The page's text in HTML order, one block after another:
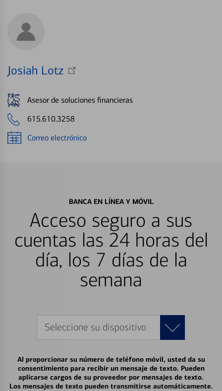
Josiah Lotz
Asesor de soluciones financieras
615.610.3258
Correo electrónico
BANCA EN LÍNEA Y MÓVIL
Acceso seguro a sus
cuentas las 24 horas del
día, los 7 días de la
semana
Seleccione su dispositivo
Al proporcionar su número de teléfono móvil, usted da su
consentimiento para recibir un mensaje de texto. Pueden
aplicarse cargos de su proveedor por mensajes de texto.
Los mensajes de texto pueden transmitirse automáticamente.